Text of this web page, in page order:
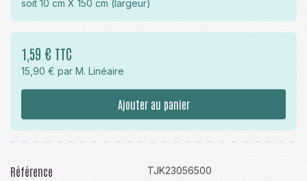
soit 10 cm X 150 cm (largeur)
1,59 € TTC
15,90 € par M. Linéaire
Ajouter au panier
Référence TJK23056500